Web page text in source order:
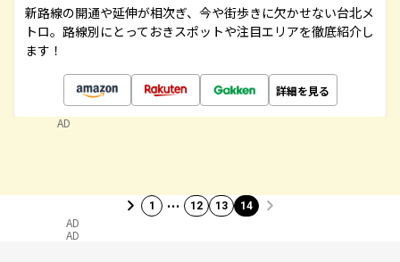
新路線の開通や延伸が相次ぎ、今や街歩きに欠かせない台北メ
トロ。路線別にとっておきスポットや注目エリアを徹底紹介し
ます！
詳細を見る
AD
1 … 12 13 14
AD
AD